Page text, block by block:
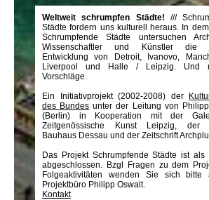
Weltweit schrumpfen Städte! ///
Städte fordern uns kulturell heraus. In dem
Schrumpfende Städte untersuchen
Wissenschaftler und Künstler die
Entwicklung von Detroit, Ivanovo,
Liverpool und Halle / Leipzig. Und
Vorschläge.
Ein Initiativprojekt (2002-2008) der
des Bundes unter der Leitung von
(Berlin) in Kooperation mit der
Zeitgenössische Kunst Leipzig, der
Bauhaus Dessau und der Zeitschrift
Das Projekt Schrumpfende Städte ist als
abgeschlossen. Bzgl Fragen zu dem
Folgeaktivitäten wenden Sie sich bitte
Projektbüro Philipp Oswalt.
Kontakt